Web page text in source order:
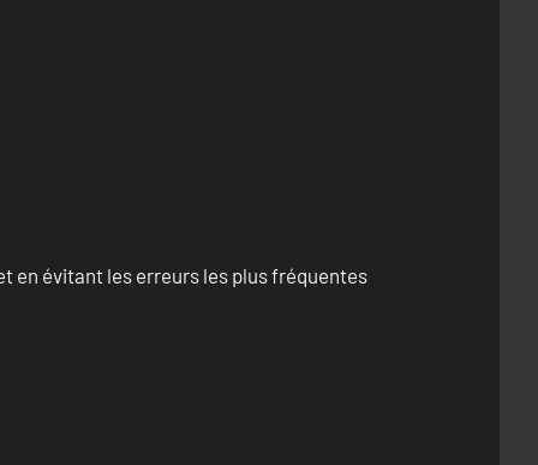
en évitant les erreurs les plus fréquentes